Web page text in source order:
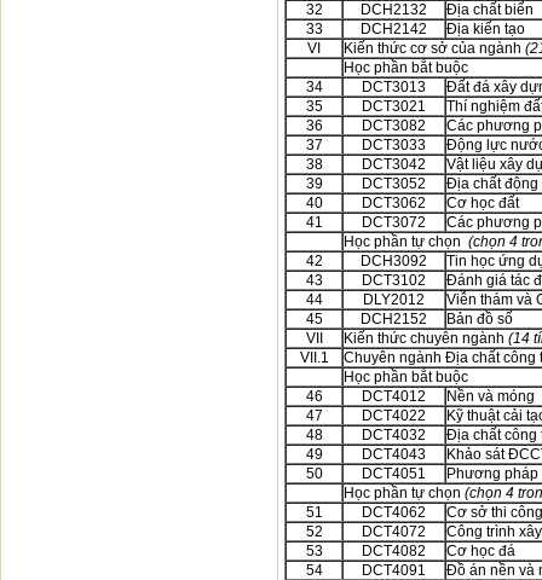
32
DCH2132
Địa chất biển
33
DCH2142
Địa kiến tạo
VI
Kiến thức cơ sở của ngành
Học phần bắt buộc
34
DCT3013
Đất đá xây
35
DCT3021
Thí nghiệm
36
DCT3082
Các phương
37
DCT3033
Động lực
38
DCT3042
Vật liệu xây
39
DCT3052
Địa chất động
40
DCT3062
Cơ học đất
41
DCT3072
Các phương
Học phần tự chọn (chọn 4
42
DCH3092
Tin học ứng
43
DCT3102
Đánh giá tác
44
DLY2012
Viễn thám và
45
DCH2152
Bản đồ số
VII
Kiến thức chuyên ngành (14
VII.1
Chuyên ngành Địa chất công
Học phần bắt buộc
46
DCT4012
Nền và móng
47
DCT4022
Kỹ thuật cải
48
DCT4032
Địa chất công
49
DCT4043
Khảo sát
50
DCT4051
Phương pháp
Học phần tự chọn (chọn 4
51
DCT4062
Cơ sở thi
52
DCT4072
Công trình
53
DCT4082
Cơ học đá
54
DCT4091
Đồ án nền và